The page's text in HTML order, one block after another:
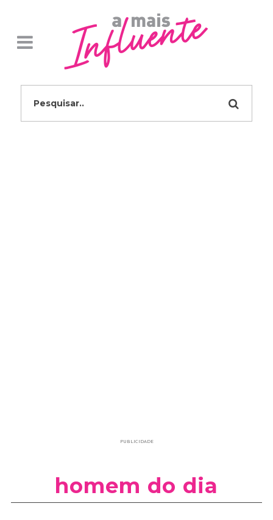
PUBLICIDADE
homem do dia